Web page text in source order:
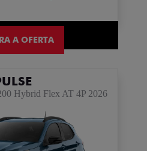
A OFERTA
Hybrid Flex AT 4P 2026